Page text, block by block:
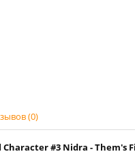
(0)
#3 Nidra - Them's